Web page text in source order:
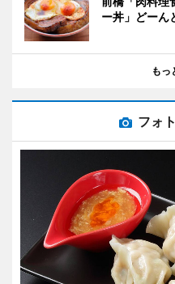
ー丼」どー
もっ
フォ